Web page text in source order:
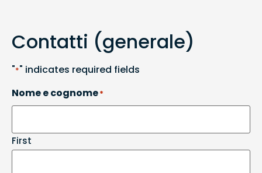
Contatti (generale)
"*" indicates required fields
Nome e cognome*
First